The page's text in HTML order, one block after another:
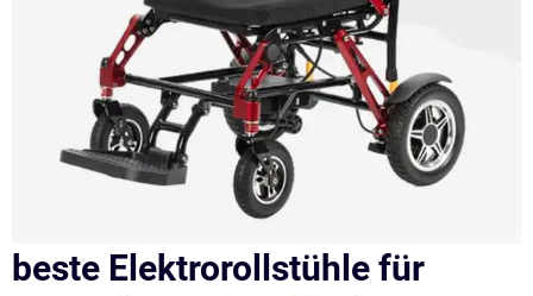
beste Elektrorollstühle für